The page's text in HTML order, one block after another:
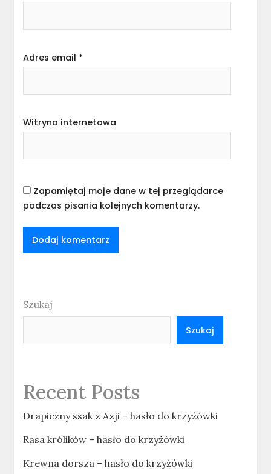
Adres email *
Witryna internetowa
Zapamiętaj moje dane w tej przeglądarce
podczas pisania kolejnych komentarzy.
Szukaj
Szukaj
Recent Posts
Drapieżny ssak z Azji – hasło do krzyżówki
Rasa królików – hasło do krzyżówki
Krewna dorsza – hasło do krzyżówki